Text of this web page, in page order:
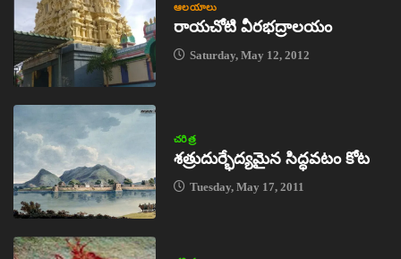
ఆలయాలు
రాయచోటి వీరభద్రాలయం
Saturday, May 12, 2012
చరిత్ర
శత్రుదుర్భేద్యమైన సిద్ధవటం కోట
Tuesday, May 17, 2011